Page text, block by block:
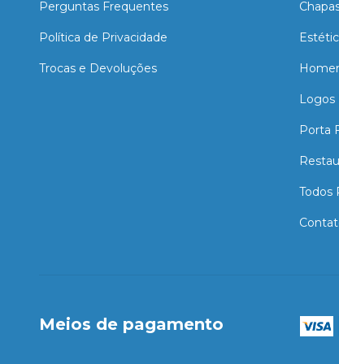
Perguntas Frequentes
Política de Privacidade
Trocas e Devoluções
Logos
Porta
Todos
Meios de pagamento